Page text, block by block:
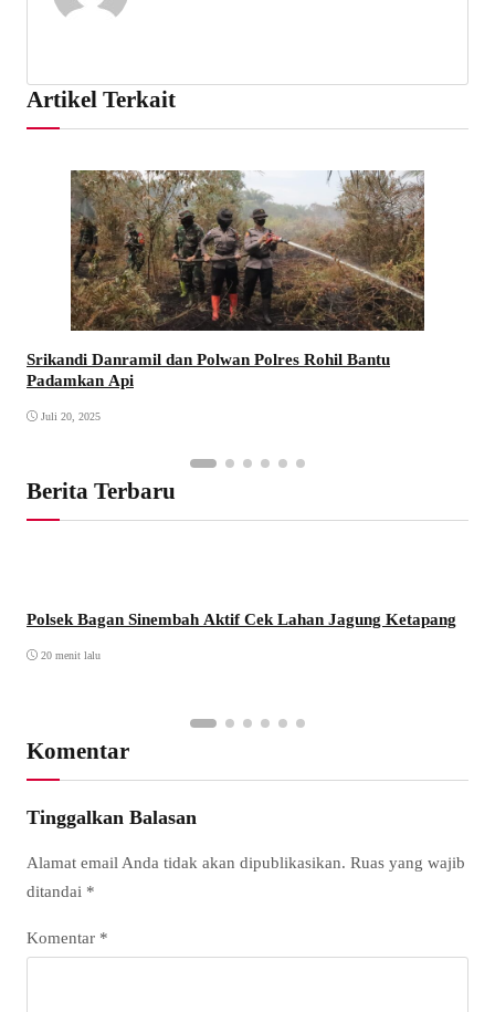
Artikel Terkait
Srikandi Danramil dan Polwan Polres Rohil Bantu
Padamkan Api
Juli 20, 2025
Berita Terbaru
Polsek Bagan Sinembah Aktif Cek Lahan Jagung Ketapang
20 menit lalu
Komentar
Tinggalkan Balasan
Alamat email Anda tidak akan dipublikasikan. Ruas yang wajib
ditandai *
Komentar *